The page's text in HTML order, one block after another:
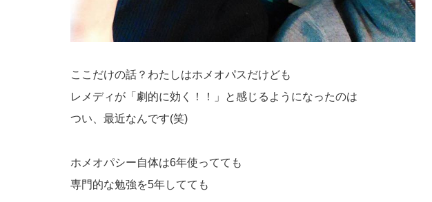
ここだけの話？わたしはホメオパスだけども
レメディが「劇的に効く！！」と感じるようになったのは
つい、最近なんです(笑)
ホメオパシー自体は6年使ってても
専門的な勉強を5年してても